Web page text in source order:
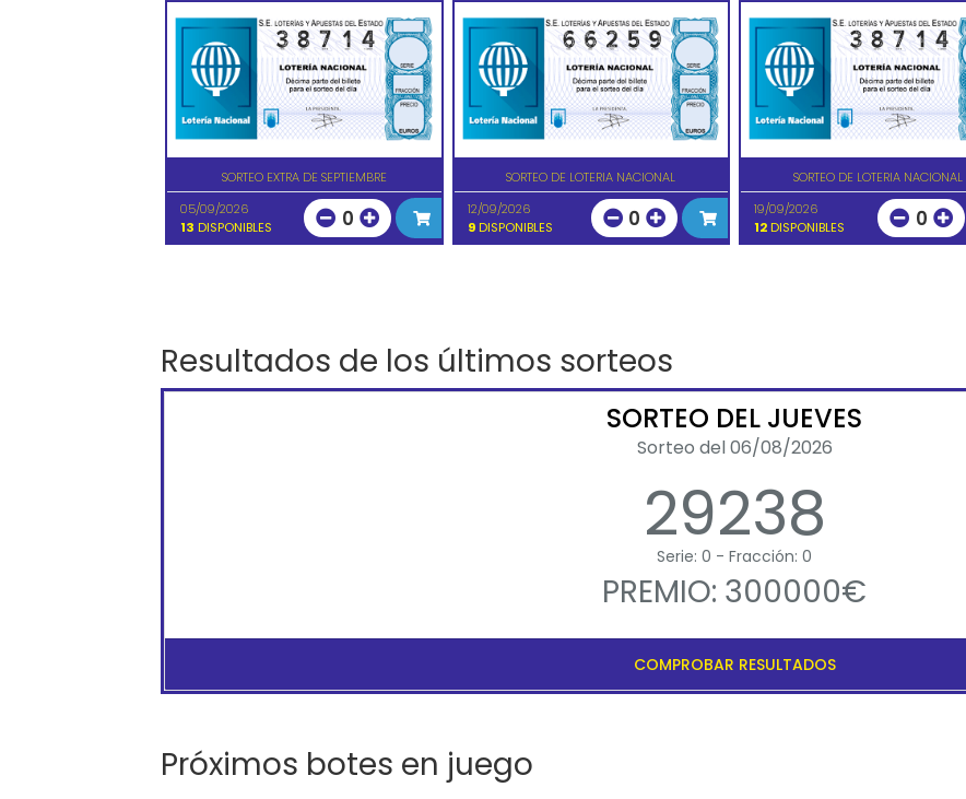
SORTEO EXTRA DE SEPTIEMBRE
05/09/2026
13 DISPONIBLES 0
SORTEO DE LOTERIA NACIONAL
12/09/2026
9DISPONIBLES 0
SORTEO DE LOTERIA NACIONAL
19/09/2026
12 DISPONIBLES 0
Resultados de los últimos sorteos
SORTEO DEL JUEVES
Sorteo del 06/08/2026
29238
Serie: 0 - Fracción: 0
PREMIO: 300000€
COMPROBAR RESULTADOS
Próximos botes en juego